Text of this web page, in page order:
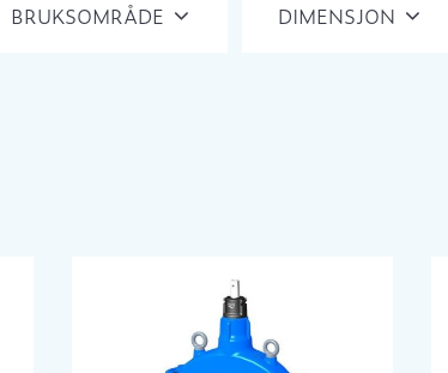
BRUKSOMRÅDE DIMENSJON